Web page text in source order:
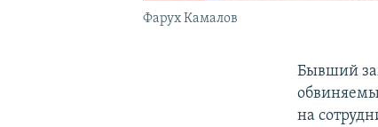
Фарух Камалов
Бывший
на